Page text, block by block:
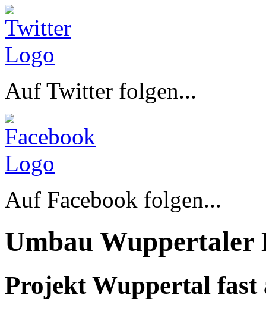
Auf Twitter folgen...
Auf Facebook folgen...
Umbau Wuppertaler
Projekt Wuppertal fast